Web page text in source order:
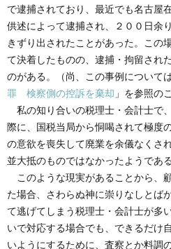
で逮捕されており、最近でも名古屋
供述によって逮捕され、２００日余
きずり出されたことがあった。この
て決着したものの、逮捕・拘留され
のがある。（尚、この事例について
罪 検察側の控訴を棄却 」を参照の
私の知り合いの税理士・会計士で
際に、国税当局から恫喝されて極度
の意欲を喪失して廃業を余儀なくさ
並大抵のものではなかったようである
このような現実があることから、
た場合、さわらぬ神に崇りなしとば
て逃げてしまう税理士・会計士が多
いで対応する場合でも、できるだけ
いようにするために、査察とか料調